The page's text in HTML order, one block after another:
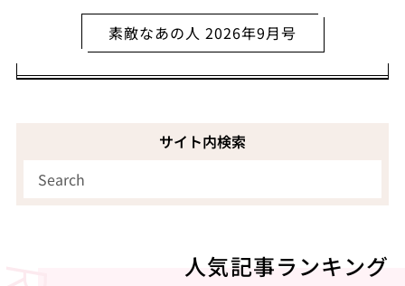
素敵なあの人 2026年9月号
サイト内検索
人気記事ランキング